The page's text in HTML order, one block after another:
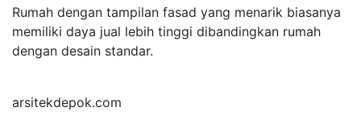
Rumah dengan tampilan fasad yang menarik biasanya
memiliki daya jual lebih tinggi dibandingkan rumah
dengan desain standar.
arsitekdepok.com